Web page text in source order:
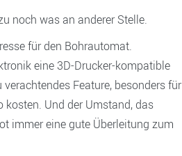
noch was an anderer Stelle.
für den Bohrautomat.
eine 3D-Drucker-kompatible
Feature, besonders für
kosten. Und der Umstand, das
immer eine gute Überleitung zum